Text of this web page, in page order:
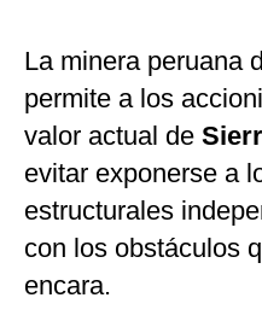
La minera peruana
permite a los
valor actual de
evitar exponerse a
estructurales
con los obstáculos
encara.